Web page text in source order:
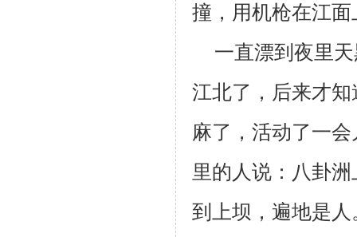
撞，用机枪在江
一直漂到夜里
江北了，后来才
麻了，活动了一
里的人说：八卦
到上坝，遍地是